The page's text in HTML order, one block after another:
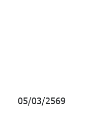
05/03/2569